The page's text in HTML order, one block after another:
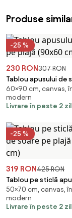
Produse
-25 %
230 RON307 RON
Tablou apusului de
plajă (90x60 cm)
60×90 cm, canvas,
modern
Livrare în peste 2
-25 %
319 RON425 RON
Tablou pe sticlă
soare pe plajă
50×70 cm, canvas,
modern
Livrare în peste 2